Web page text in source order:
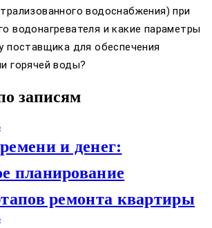
водоснабжения) при
водонагревателя и какие параметры
поставщика для обеспечения
горячей воды?
записям
и денег:
планирование
ремонта квартиры